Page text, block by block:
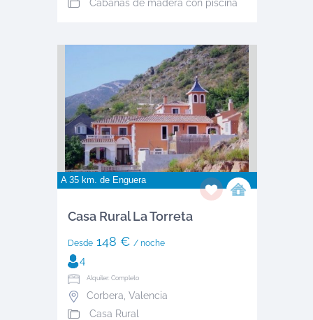
Cabañas de madera con piscina
A 35 km. de Enguera
Casa Rural La Torreta
Desde148 € / noche
4
Alquiler: Completo
Corbera, Valencia
Casa Rural